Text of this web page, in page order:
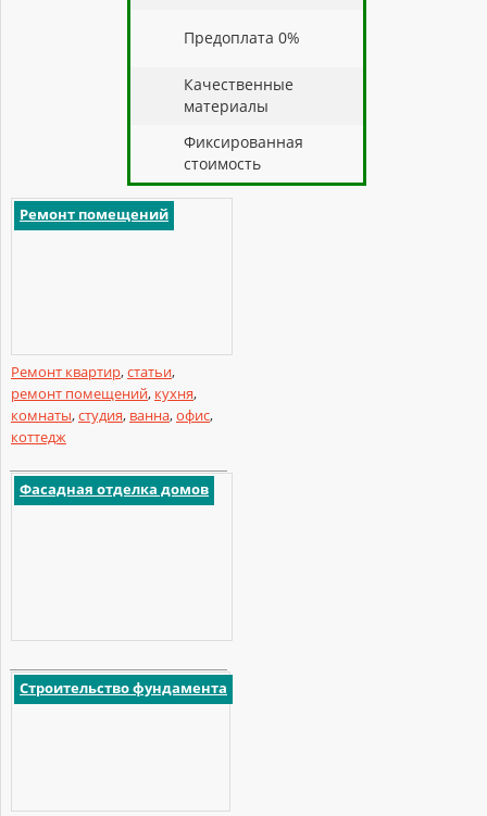
Предоплата 0%
Качественные
материалы
Фиксированная
стоимость
Ремонт помещений
Ремонт квартир,статьи,
ремонт помещений, кухня,
комнаты,студия, ванна,офис,
коттедж
Фасадная отделка домов
Строительство фундамента